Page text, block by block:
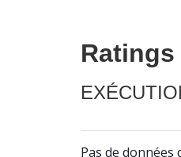
Ratings
Pas de données